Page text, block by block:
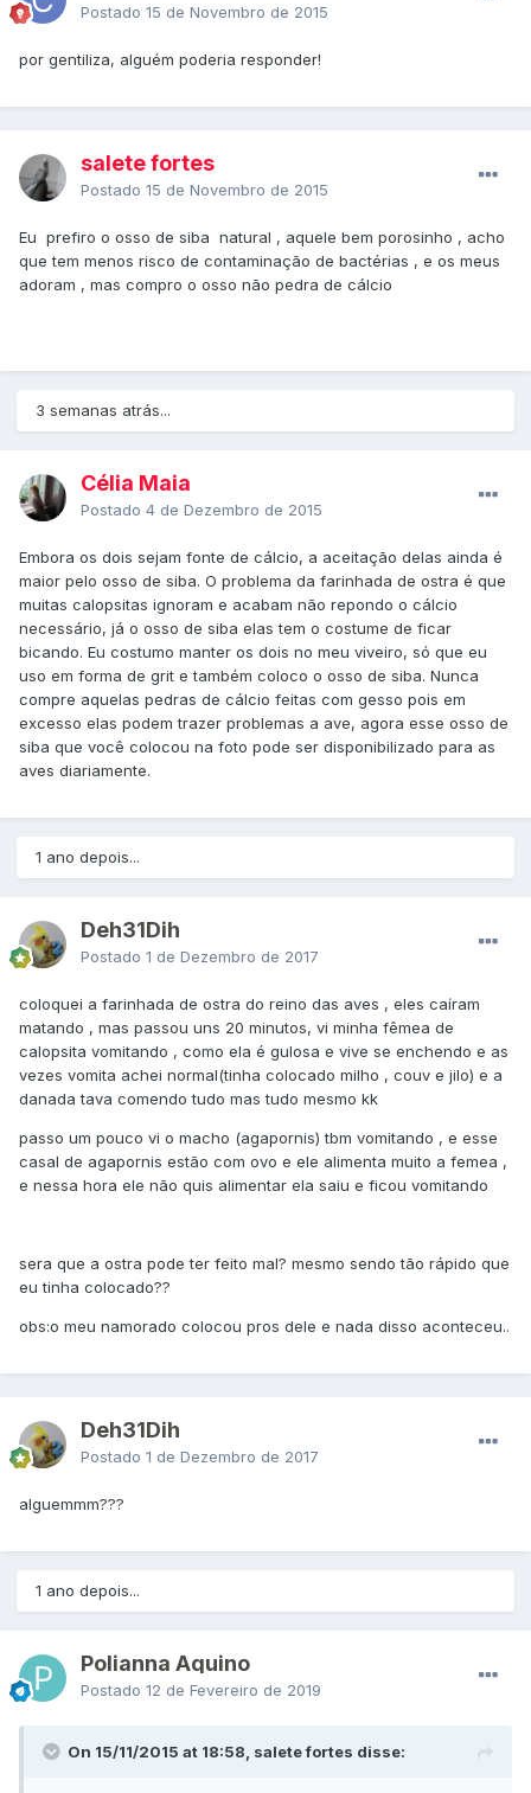
Postado 15 de Novembro de 2015
por gentiliza, alguém poderia responder!
salete fortes
Postado 15 de Novembro de 2015
Eu prefiro o osso de siba natural , aquele bem porosinho , acho
que tem menos risco de contaminação de bactérias , e os meus
adoram , mas compro o osso não pedra de cálcio
3 semanas atrás...
Célia Maia
Postado 4 de Dezembro de 2015
Embora os dois sejam fonte de cálcio, a aceitação delas ainda é
maior pelo osso de siba. O problema da farinhada de ostra é que
muitas calopsitas ignoram e acabam não repondo o cálcio
necessário, já o osso de siba elas tem o costume de ficar
bicando. Eu costumo manter os dois no meu viveiro, só que eu
uso em forma de grit e também coloco o osso de siba. Nunca
compre aquelas pedras de cálcio feitas com gesso pois em
excesso elas podem trazer problemas a ave, agora esse osso de
siba que você colocou na foto pode ser disponibilizado para as
aves diariamente.
1 ano depois...
Deh31Dih
Postado 1 de Dezembro de 2017
coloquei a farinhada de ostra do reino das aves , eles caíram
matando , mas passou uns 20 minutos, vi minha fêmea de
calopsita vomitando , como ela é gulosa e vive se enchendo e as
vezes vomita achei normal(tinha colocado milho , couv e jilo) e a
danada tava comendo tudo mas tudo mesmo kk
passo um pouco vi o macho (agapornis) tbm vomitando , e esse
casal de agapornis estão com ovo e ele alimenta muito a femea ,
e nessa hora ele não quis alimentar ela saiu e ficou vomitando
sera que a ostra pode ter feito mal? mesmo sendo tão rápido que
eu tinha colocado??
obs:o meu namorado colocou pros dele e nada disso aconteceu..
Deh31Dih
Postado 1 de Dezembro de 2017
alguemmm???
1 ano depois...
Polianna Aquino
Postado 12 de Fevereiro de 2019
On 15/11/2015 at 18:58, salete fortes disse: